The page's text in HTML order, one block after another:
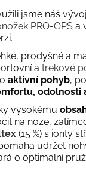
jsme náš
PRO-OPS a
prodyšné a
atrekové
aktivní pohyb,
odolnosti
vysokému
na noze,
(15 %) s ionty
udržet
o optimální